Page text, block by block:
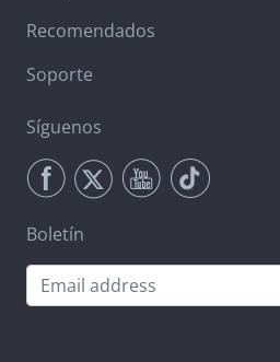
Recomendados
Soporte
Síguenos
Boletín